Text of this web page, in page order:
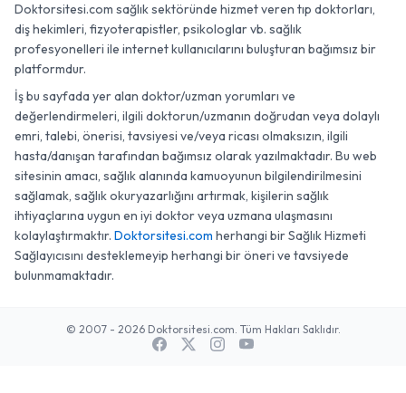
Doktorsitesi.com sağlık sektöründe hizmet veren tıp doktorları,
diş hekimleri, fizyoterapistler, psikologlar vb. sağlık
profesyonelleri ile internet kullanıcılarını buluşturan bağımsız bir
platformdur.
İş bu sayfada yer alan doktor/uzman yorumları ve
değerlendirmeleri, ilgili doktorun/uzmanın doğrudan veya dolaylı
emri, talebi, önerisi, tavsiyesi ve/veya ricası olmaksızın, ilgili
hasta/danışan tarafından bağımsız olarak yazılmaktadır. Bu web
sitesinin amacı, sağlık alanında kamuoyunun bilgilendirilmesini
sağlamak, sağlık okuryazarlığını artırmak, kişilerin sağlık
ihtiyaçlarına uygun en iyi doktor veya uzmana ulaşmasını
kolaylaştırmaktır. Doktorsitesi.com herhangi bir Sağlık Hizmeti
Sağlayıcısını desteklemeyip herhangi bir öneri ve tavsiyede
bulunmamaktadır.
© 2007 - 2026 Doktorsitesi.com. Tüm Hakları Saklıdır.